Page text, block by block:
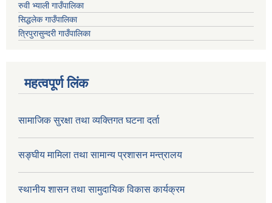
रुवी भ्याली गाउँपालिका
सिद्धलेक गाउँपालिका
त्रिपुरासुन्दरी गाउँपालिका
महत्वपूर्ण लिंक
सामाजिक सुरक्षा तथा व्यक्तिगत घटना दर्ता
सङ्घीय मामिला तथा सामान्य प्रशासन मन्त्रालय
स्थानीय शासन तथा सामुदायिक विकास कार्यक्रम